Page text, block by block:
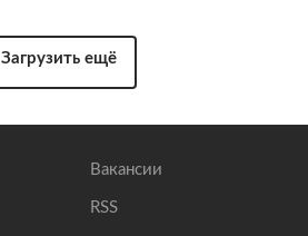
Загрузить ещё
Вакансии
RSS